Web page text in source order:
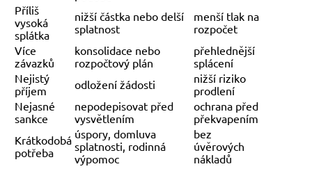
Příliš
vysoká
splátka
nižší částka nebo delší
splatnost
menší tlak na
rozpočet
Více
závazků
konsolidace nebo
rozpočtový plán
přehlednější
splácení
Nejistý
příjem
odložení žádosti
nižší riziko
prodlení
Nejasné
sankce
nepodepisovat před
vysvětlením
ochrana před
překvapením
Krátkodobá
potřeba
úspory, domluva
splatnosti, rodinná
výpomoc
bez
úvěrových
nákladů